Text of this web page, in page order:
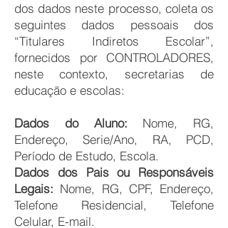
dos dados neste processo, coleta os
seguintes dados pessoais dos
“Titulares Indiretos Escolar”,
fornecidos por CONTROLADORES,
neste contexto, secretarias de
educação e escolas:
Dados do Aluno: Nome, RG,
Endereço, Serie/Ano, RA, PCD,
Período de Estudo, Escola.
Dados dos Pais ou Responsáveis
Legais: Nome, RG, CPF, Endereço,
Telefone Residencial, Telefone
Celular, E-mail.